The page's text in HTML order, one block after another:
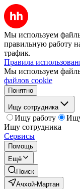
Мы используем
правильную работу
трафик.
Правила
Мы используем
файлов cookie
Понятно
Ищу сотрудника
Ищу работу
Ищу сотрудника
Сервисы
Помощь
Ещё
Поиск
Ачхой-Мартан